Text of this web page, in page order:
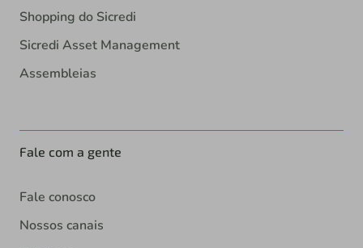
Shopping do Sicredi
Sicredi Asset Management
Assembleias
Fale com a gente
Fale conosco
Nossos canais